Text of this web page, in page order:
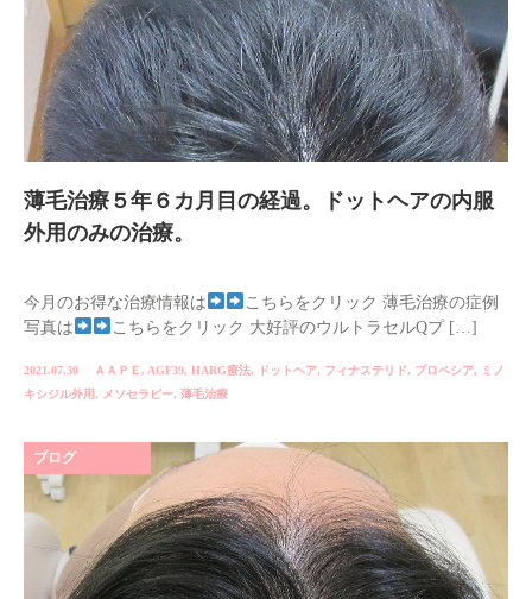
薄毛治療５年６カ月目の経過。ドットヘアの内服
外用のみの治療。
今月のお得な治療情報は
こちらをクリック 薄毛治療の症例
写真は
こちらをクリック 大好評のウルトラセルQプ […]
2021.07.30 ＡＡＰＥ, AGF39, HARG療法, ドットヘア, フィナステリド, プロペシア, ミノ
キシジル外用, メソセラピー, 薄毛治療
ブログ